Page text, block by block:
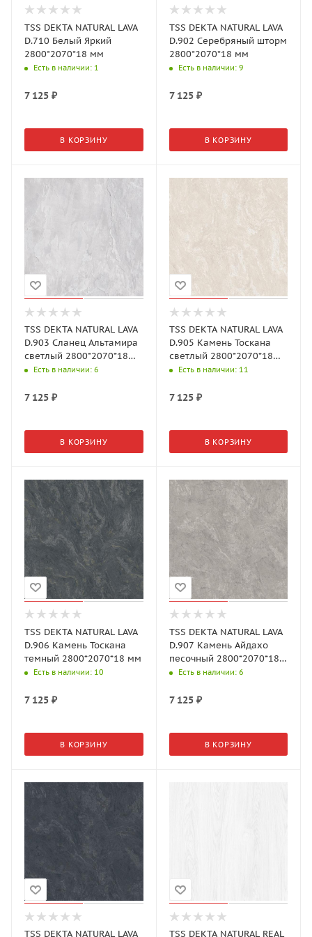
TSS DEKTA NATURAL LAVA
D.710 Белый Яркий
2800*2070*18 мм
Есть в наличии: 1
7 125 ₽
В КОРЗИНУ
TSS DEKTA NATURAL LAVA
D.902 Серебряный шторм
2800*2070*18 мм
Есть в наличии: 9
7 125₽
В КОРЗИНУ
TSS DEKTA NATURAL LAVA
D.903 Сланец Альтамира
светлый 2800*2070*18
ммЕсть в наличии: 6
7 125 ₽
В КОРЗИНУ
TSS DEKTA NATURAL LAVA
D.905 Камень Тоскана
светлый 2800*2070*18
ммЕсть в наличии: 11
7 125₽
В КОРЗИНУ
TSS DEKTA NATURAL LAVA
D.906 Камень Тоскана
темный 2800*2070*18 мм
Есть в наличии: 10
7 125 ₽
В КОРЗИНУ
TSS DEKTA NATURAL LAVA
D.907 Камень Айдахо
песочный 2800*2070*18
ммЕсть в наличии: 6
7 125₽
В КОРЗИНУ
TSS DEKTA NATURAL LAVA TSS DEKTA NATURAL REAL